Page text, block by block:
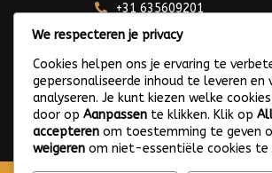
+31 635609201
Arjan@stoopendaal.nl
We respecteren je privacy
Cookies helpen ons je ervaring te
gepersonaliseerde inhoud te leveren en
analyseren. Je kunt kiezen welke
door op Aanpassen te klikken. Klik op
accepteren om toestemming te geven
weigeren om niet-essentiële cookies te